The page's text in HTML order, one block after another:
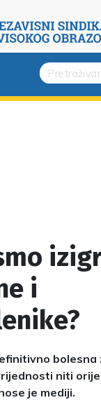
i
bolesna
niti
je mediji.